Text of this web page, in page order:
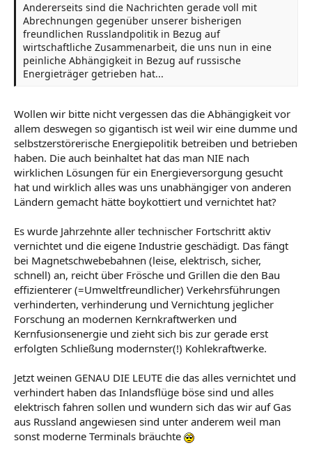
Andererseits sind die Nachrichten gerade voll mit
Abrechnungen gegenüber unserer bisherigen
freundlichen Russlandpolitik in Bezug auf
wirtschaftliche Zusammenarbeit, die uns nun in eine
peinliche Abhängigkeit in Bezug auf russische
Energieträger getrieben hat...
Wollen wir bitte nicht vergessen das die Abhängigkeit vor
allem deswegen so gigantisch ist weil wir eine dumme und
selbstzerstörerische Energiepolitik betreiben und betrieben
haben. Die auch beinhaltet hat das man NIE nach
wirklichen Lösungen für ein Energieversorgung gesucht
hat und wirklich alles was uns unabhängiger von anderen
Ländern gemacht hätte boykottiert und vernichtet hat?
Es wurde Jahrzehnte aller technischer Fortschritt aktiv
vernichtet und die eigene Industrie geschädigt. Das fängt
bei Magnetschwebebahnen (leise, elektrisch, sicher,
schnell) an, reicht über Frösche und Grillen die den Bau
effizienterer (=Umweltfreundlicher) Verkehrsführungen
verhinderten, verhinderung und Vernichtung jeglicher
Forschung an modernen Kernkraftwerken und
Kernfusionsenergie und zieht sich bis zur gerade erst
erfolgten Schließung modernster(!) Kohlekraftwerke.
Jetzt weinen GENAU DIE LEUTE die das alles vernichtet und
verhindert haben das Inlandsflüge böse sind und alles
elektrisch fahren sollen und wundern sich das wir auf Gas
aus Russland angewiesen sind unter anderem weil man
sonst moderne Terminals bräuchte